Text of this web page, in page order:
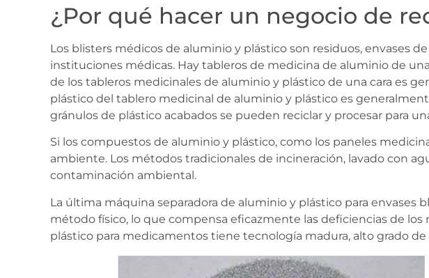
¿Por qué hacer un negocio de
Los blisters médicos de aluminio y plástico son residuos, envases
instituciones médicas. Hay tableros de medicina de aluminio de
de los tableros medicinales de aluminio y plástico de una cara es
plástico del tablero medicinal de aluminio y plástico es
gránulos de plástico acabados se pueden reciclar y procesar para
Si los compuestos de aluminio y plástico, como los paneles
ambiente. Los métodos tradicionales de incineración, lavado con
contaminación ambiental.
La última máquina separadora de aluminio y plástico para
método físico, lo que compensa eficazmente las deficiencias de
plástico para medicamentos tiene tecnología madura, alto grado